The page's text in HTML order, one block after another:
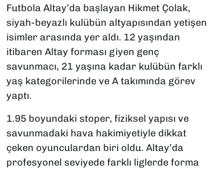
Futbola Altay’da başlayan Hikmet Çolak,
siyah-beyazlı kulübün altyapısından yetişen
isimler arasında yer aldı. 12 yaşından
itibaren Altay forması giyen genç
savunmacı, 21 yaşına kadar kulübün farklı
yaş kategorilerinde ve A takımında görev
yaptı.
1.95 boyundaki stoper, fiziksel yapısı ve
savunmadaki hava hakimiyetiyle dikkat
çeken oyunculardan biri oldu. Altay’da
profesyonel seviyede farklı liglerde forma